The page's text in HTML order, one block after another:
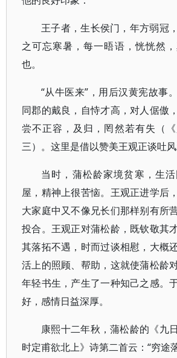
王子者，生长侯门，年方弱冠
之可忘寒暑，每一晤语，恍恍然
也。
“从牛医来”，用后汉黄宪故事
同郡的戴良，自恃才高，对人倨傲
尝不正容，及归，罔然若有失（
三）。这里是借以赞美王观正谈吐风
当时，蒲松龄家境贫寒，生
屋，精神上很苦恼。王观正进学后
大家庭中又不像兄长们那样别有所
投合。王观正对蒲松龄，既钦敬其
其落拓不遇，时而过谈相慰，大概
活上的照顾、帮助，这就使蒲松龄
年轻书生，产生了一种知己之感。
好，感情日益深厚。
康熙十二年秋，蒲松龄的《九
时定甫欲北上》诗第二首云：“穷途